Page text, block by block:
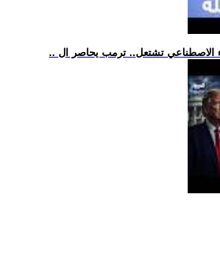
الاصطناعي تشتعل.. ترمب يحاصر ال